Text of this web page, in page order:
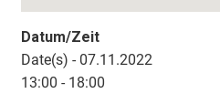
Datum/Zeit
Date(s) - 07.11.2022
13:00 - 18:00